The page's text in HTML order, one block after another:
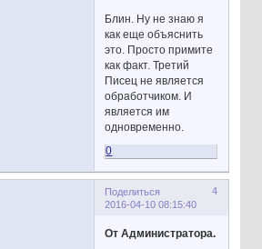
Блин. Ну не знаю я
как еще объяснить
это. Просто примите
как факт. Третий
Писец не является
обработчиком. И
является им
одновременно.
0
Поделиться
4
2016-04-10 08:15:40
От Администратора.